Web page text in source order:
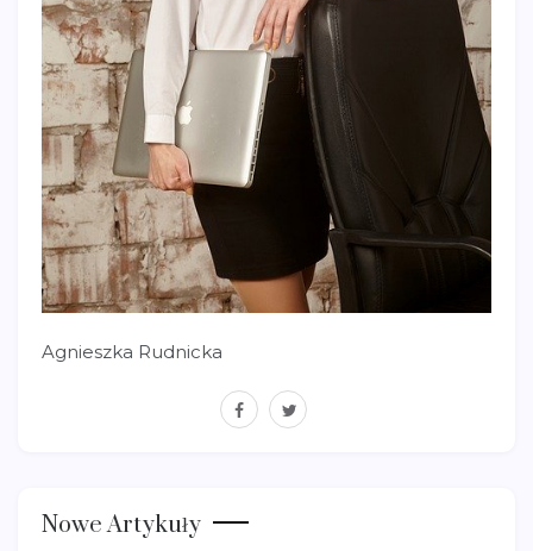
Agnieszka Rudnicka
facebook
twitter
Nowe Artykuły